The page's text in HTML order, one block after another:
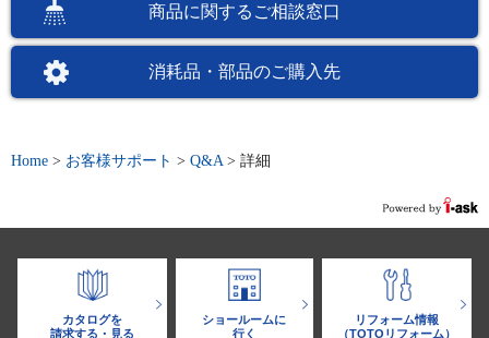
商品に関するご相談窓口
消耗品・部品のご購入先
Home > お客様サポート > Q&A > 詳細
カタログを
請求する・見る
ショールームに
行く
リフォーム情報
（TOTOリフォーム）